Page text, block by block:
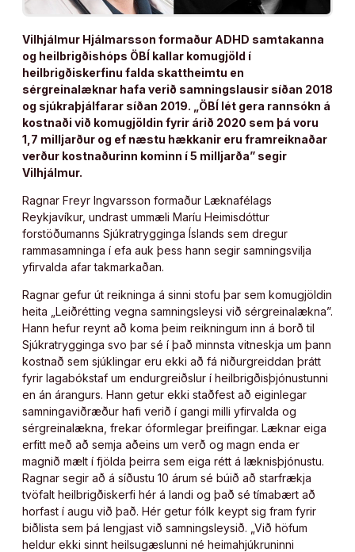
Vilhjálmur Hjálmarsson formaður ADHD samtakanna
og heilbrigðishóps ÖBÍ kallar komugjöld í
heilbrigðiskerfinu falda skattheimtu en
sérgreinalæknar hafa verið samningslausir síðan 2018
og sjúkraþjálfarar síðan 2019. „ÖBÍ lét gera rannsókn á
kostnaði við komugjöldin fyrir árið 2020 sem þá voru
1,7 milljarður og ef næstu hækkanir eru framreiknaðar
verður kostnaðurinn kominn í 5 milljarða” segir
Vilhjálmur.
Ragnar Freyr Ingvarsson formaður Læknafélags
Reykjavíkur, undrast ummæli Maríu Heimisdóttur
forstöðumanns Sjúkratrygginga Íslands sem dregur
rammasamninga í efa auk þess hann segir samningsvilja
yfirvalda afar takmarkaðan.
Ragnar gefur út reikninga á sinni stofu þar sem komugjöldin
heita „Leiðrétting vegna samningsleysi við sérgreinalækna”.
Hann hefur reynt að koma þeim reikningum inn á borð til
Sjúkratrygginga svo þar sé í það minnsta vitneskja um þann
kostnað sem sjúklingar eru ekki að fá niðurgreiddan þrátt
fyrir lagabókstaf um endurgreiðslur í heilbrigðisþjónustunni
en án árangurs. Hann getur ekki staðfest að eiginlegar
samningaviðræður hafi verið í gangi milli yfirvalda og
sérgreinalækna, frekar óformlegar þreifingar. Læknar eiga
erfitt með að semja aðeins um verð og magn enda er
magnið mælt í fjölda þeirra sem eiga rétt á læknisþjónustu.
Ragnar segir að á síðustu 10 árum sé búið að starfrækja
tvöfalt heilbrigðiskerfi hér á landi og það sé tímabært að
horfast í augu við það. Hér getur fólk keypt sig fram fyrir
biðlista sem þá lengjast við samningsleysið. „Við höfum
heldur ekki sinnt heilsugæslunni né heimahjúkruninni